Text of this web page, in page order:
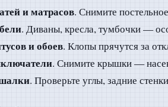
и матрасов. Снимите
. Диваны, кресла, тумбочки —
и обоев. Клопы прячутся за
. Снимите крышки —
. Проверьте углы, задние